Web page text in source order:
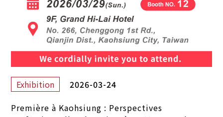
Exhibition
2026-03-24
Première à Kaohsiung : Perspectives